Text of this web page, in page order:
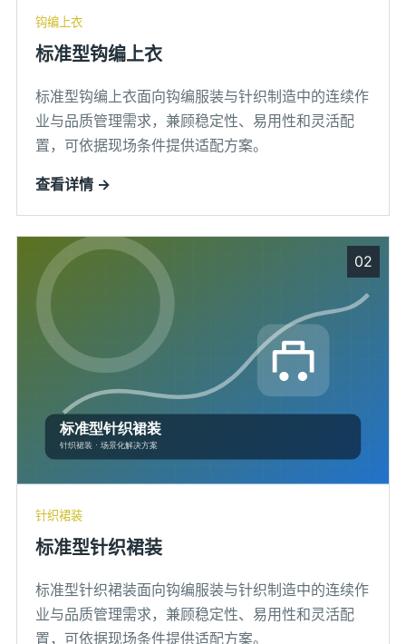
钩编上衣
标准型钩编上衣
标准型钩编上衣面向钩编服装与针织制造中的连续作
业与品质管理需求，兼顾稳定性、易用性和灵活配
置，可依据现场条件提供适配方案。
查看详情 →
02
针织裙装
标准型针织裙装
标准型针织裙装面向钩编服装与针织制造中的连续作
业与品质管理需求，兼顾稳定性、易用性和灵活配
置，可依据现场条件提供适配方案。